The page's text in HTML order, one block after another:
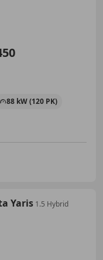
88 kW (120 PK)
Yaris 1.5 Hybrid